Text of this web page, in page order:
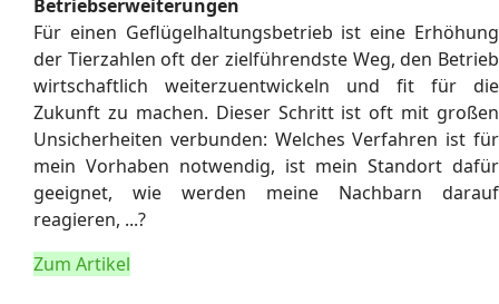
Betriebserweiterungen
Für einen Geflügelhaltungsbetrieb ist eine Erhöhung
der Tierzahlen oft der zielführendste Weg, den Betrieb
wirtschaftlich weiterzuentwickeln und ﬁt für die
Zukunft zu machen. Dieser Schritt ist oft mit großen
Unsicherheiten verbunden: Welches Verfahren ist für
mein Vorhaben notwendig, ist mein Standort dafür
geeignet, wie werden meine Nachbarn darauf
reagieren, ...?
Zum Artikel